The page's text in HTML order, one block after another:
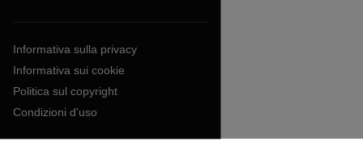
Informativa sulla privacy
Informativa sui cookie
Politica sul copyright
Condizioni d'uso